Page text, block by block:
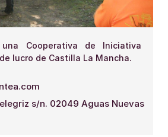
una Cooperativa de Iniciativa
lucro de Castilla La Mancha.
s/n. 02049 Aguas Nuevas